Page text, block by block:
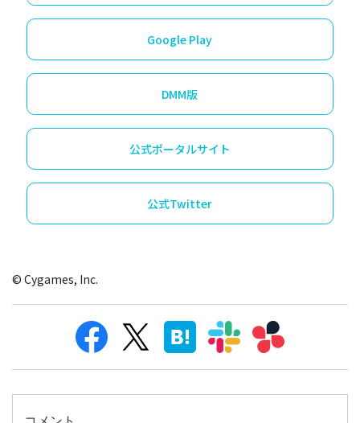
Google Play
DMM版
公式ポータルサイト
公式Twitter
© Cygames, Inc.